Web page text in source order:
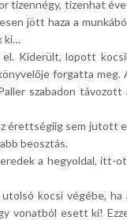
tizennégy, tizenhat
jött haza a
ki…
Kiderült, lopott
forgatta meg.
szabadon távozott
érettségiig sem jutott
beosztás.
a hegyoldal, itt-
kocsi végébe, ha
vonatból esett ki!